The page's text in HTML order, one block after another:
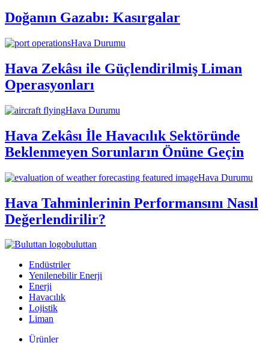
Doğanın Gazabı: Kasırgalar
Hava Durumu
Hava Zekâsı ile Güçlendirilmiş Liman
Operasyonları
Hava Durumu
Hava Zekâsı İle Havacılık Sektöründe
Beklenmeyen Sorunların Önüne Geçin
Hava Durumu
Hava Tahminlerinin Performansını Nasıl
Değerlendirilir?
buluttan
Endüstriler
Yenilenebilir Enerji
Enerji
Havacılık
Lojistik
Liman
Ürünler